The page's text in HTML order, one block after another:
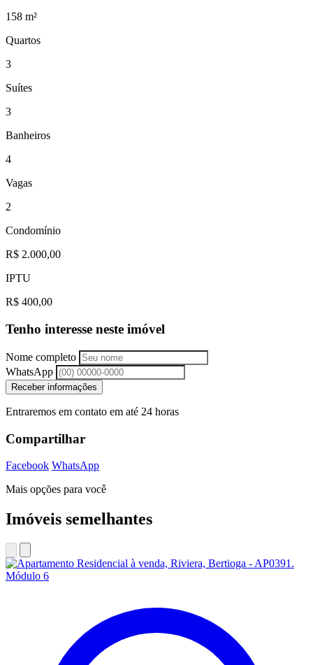
158 m²
Quartos
3
Suítes
3
Banheiros
4
Vagas
2
Condomínio
R$ 2.000,00
IPTU
R$ 400,00
Tenho interesse neste imóvel
Nome completo
WhatsApp
Receber informações
Entraremos em contato em até 24 horas
Compartilhar
Facebook WhatsApp
Mais opções para você
Imóveis semelhantes
Módulo 6